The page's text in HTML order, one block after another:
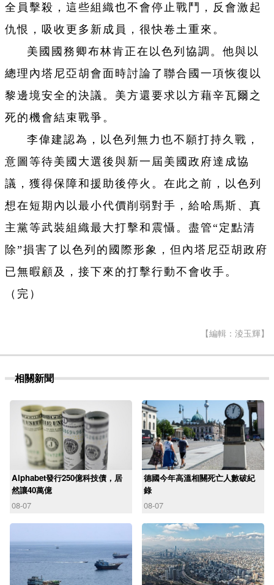
全員擊殺，這些組織也不會停止戰鬥，反會激起
仇恨，吸收更多新成員，很快卷土重來。
美國國務卿布林肯正在以色列協調。他與以
總理內塔尼亞胡會面時討論了聯合國一項恢復以
黎邊境安全的決議。美方還要求以方藉辛瓦爾之
死的機會結束戰爭。
李偉建認為，以色列無力也不願打持久戰，
意圖等待美國大選後與新一屆美國政府達成協
議，獲得保障和援助後停火。在此之前，以色列
想在短期內以最小代價削弱對手，給哈馬斯、真
主黨等武裝組織最大打擊和震懾。盡管“定點清
除”損害了以色列的國際形象，但內塔尼亞胡政府
已無暇顧及，接下來的打擊行動不會收手。
（完）
【編輯：淩玉輝】
相關新聞
Alphabet發行250億科技債，居
然讓40萬億
08-07
德國今年高溫相關死亡人數破紀
錄
08-07